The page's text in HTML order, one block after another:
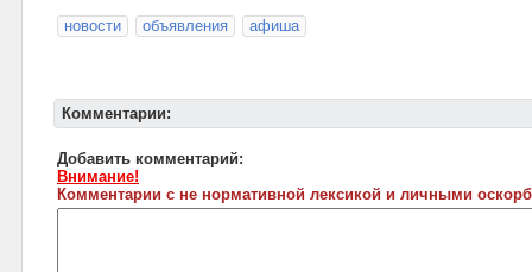
новости объявления афиша
Комментарии:
Добавить комментарий:
Внимание!
Комментарии с не нормативной лексикой и личными